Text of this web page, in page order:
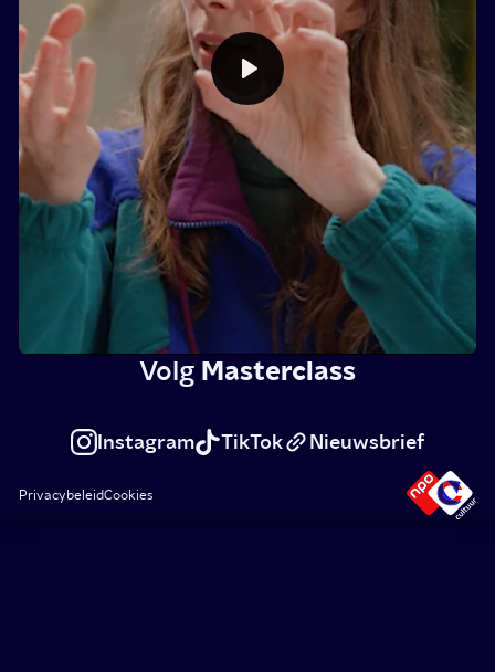
Play
Volg Masterclass
Instagram TikTok Nieuwsbrief
PrivacybeleidCookies